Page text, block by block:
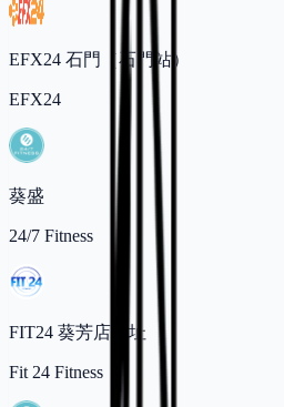
EFX24 石門（石門站）
EFX24
葵盛
24/7 Fitness
FIT24 葵芳店地址
Fit 24 Fitness